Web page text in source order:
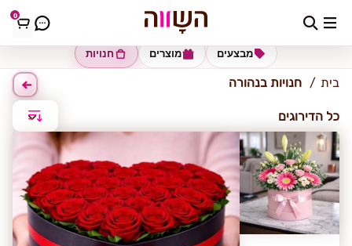
0 נהורה
חנויות מוצרים מבצעים
בית חנויות בנהורה
כל הדירוגים